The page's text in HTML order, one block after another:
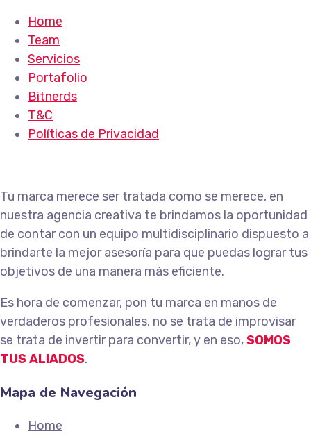
Home
Team
Servicios
Portafolio
Bitnerds
T&C
Políticas de Privacidad
Tu marca merece ser tratada como se merece, en
nuestra agencia creativa te brindamos la oportunidad
de contar con un equipo multidisciplinario dispuesto a
brindarte la mejor asesoría para que puedas lograr tus
objetivos de una manera más eficiente.
Es hora de comenzar, pon tu marca en manos de
verdaderos profesionales, no se trata de improvisar
se trata de invertir para convertir, y en eso,SOMOS
TUS ALIADOS.
Mapa de Navegación
Home